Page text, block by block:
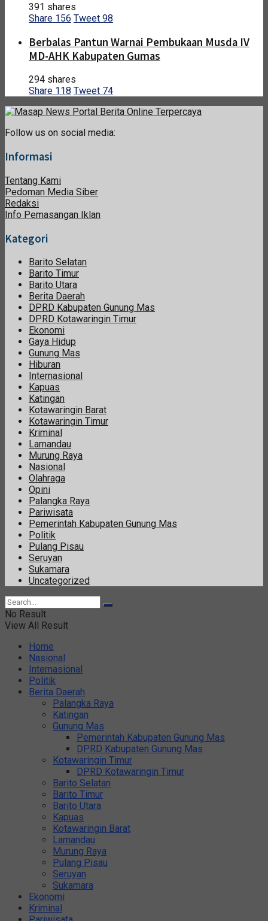
391 shares
Share 156 Tweet 98
Berbalas Pantun Warnai Pembukaan Musda IV
MD-AHK Kabupaten Gumas
294 shares
Share 118 Tweet 74
Follow us on social media:
Informasi
Tentang Kami
Pedoman Media Siber
Redaksi
Info Pemasangan Iklan
Kategori
Barito Selatan
Barito Timur
Barito Utara
Berita Daerah
DPRD Kabupaten Gunung Mas
DPRD Kotawaringin Timur
Ekonomi
Gaya Hidup
Gunung Mas
Hiburan
Internasional
Kapuas
Katingan
Kotawaringin Barat
Kotawaringin Timur
Kriminal
Lamandau
Murung Raya
Nasional
Olahraga
Opini
Palangka Raya
Pariwisata
Pemerintah Kabupaten Gunung Mas
Politik
Pulang Pisau
Seruyan
Sukamara
Uncategorized
No Result
View All Result
Home
Nasional
Internasional
Politik
Berita Daerah
Palangka Raya
Katingan
Gunung Mas
Pemerintah Kabupaten Gunung Mas
DPRD Kabupaten Gunung Mas
Kotawaringin Timur
DPRD Kotawaringin Timur
Barito Selatan
Barito Timur
Barito Utara
Kapuas
Kotawaringin Barat
Lamandau
Murung Raya
Pulang Pisau
Seruyan
Sukamara
Ekonomi
Kriminal